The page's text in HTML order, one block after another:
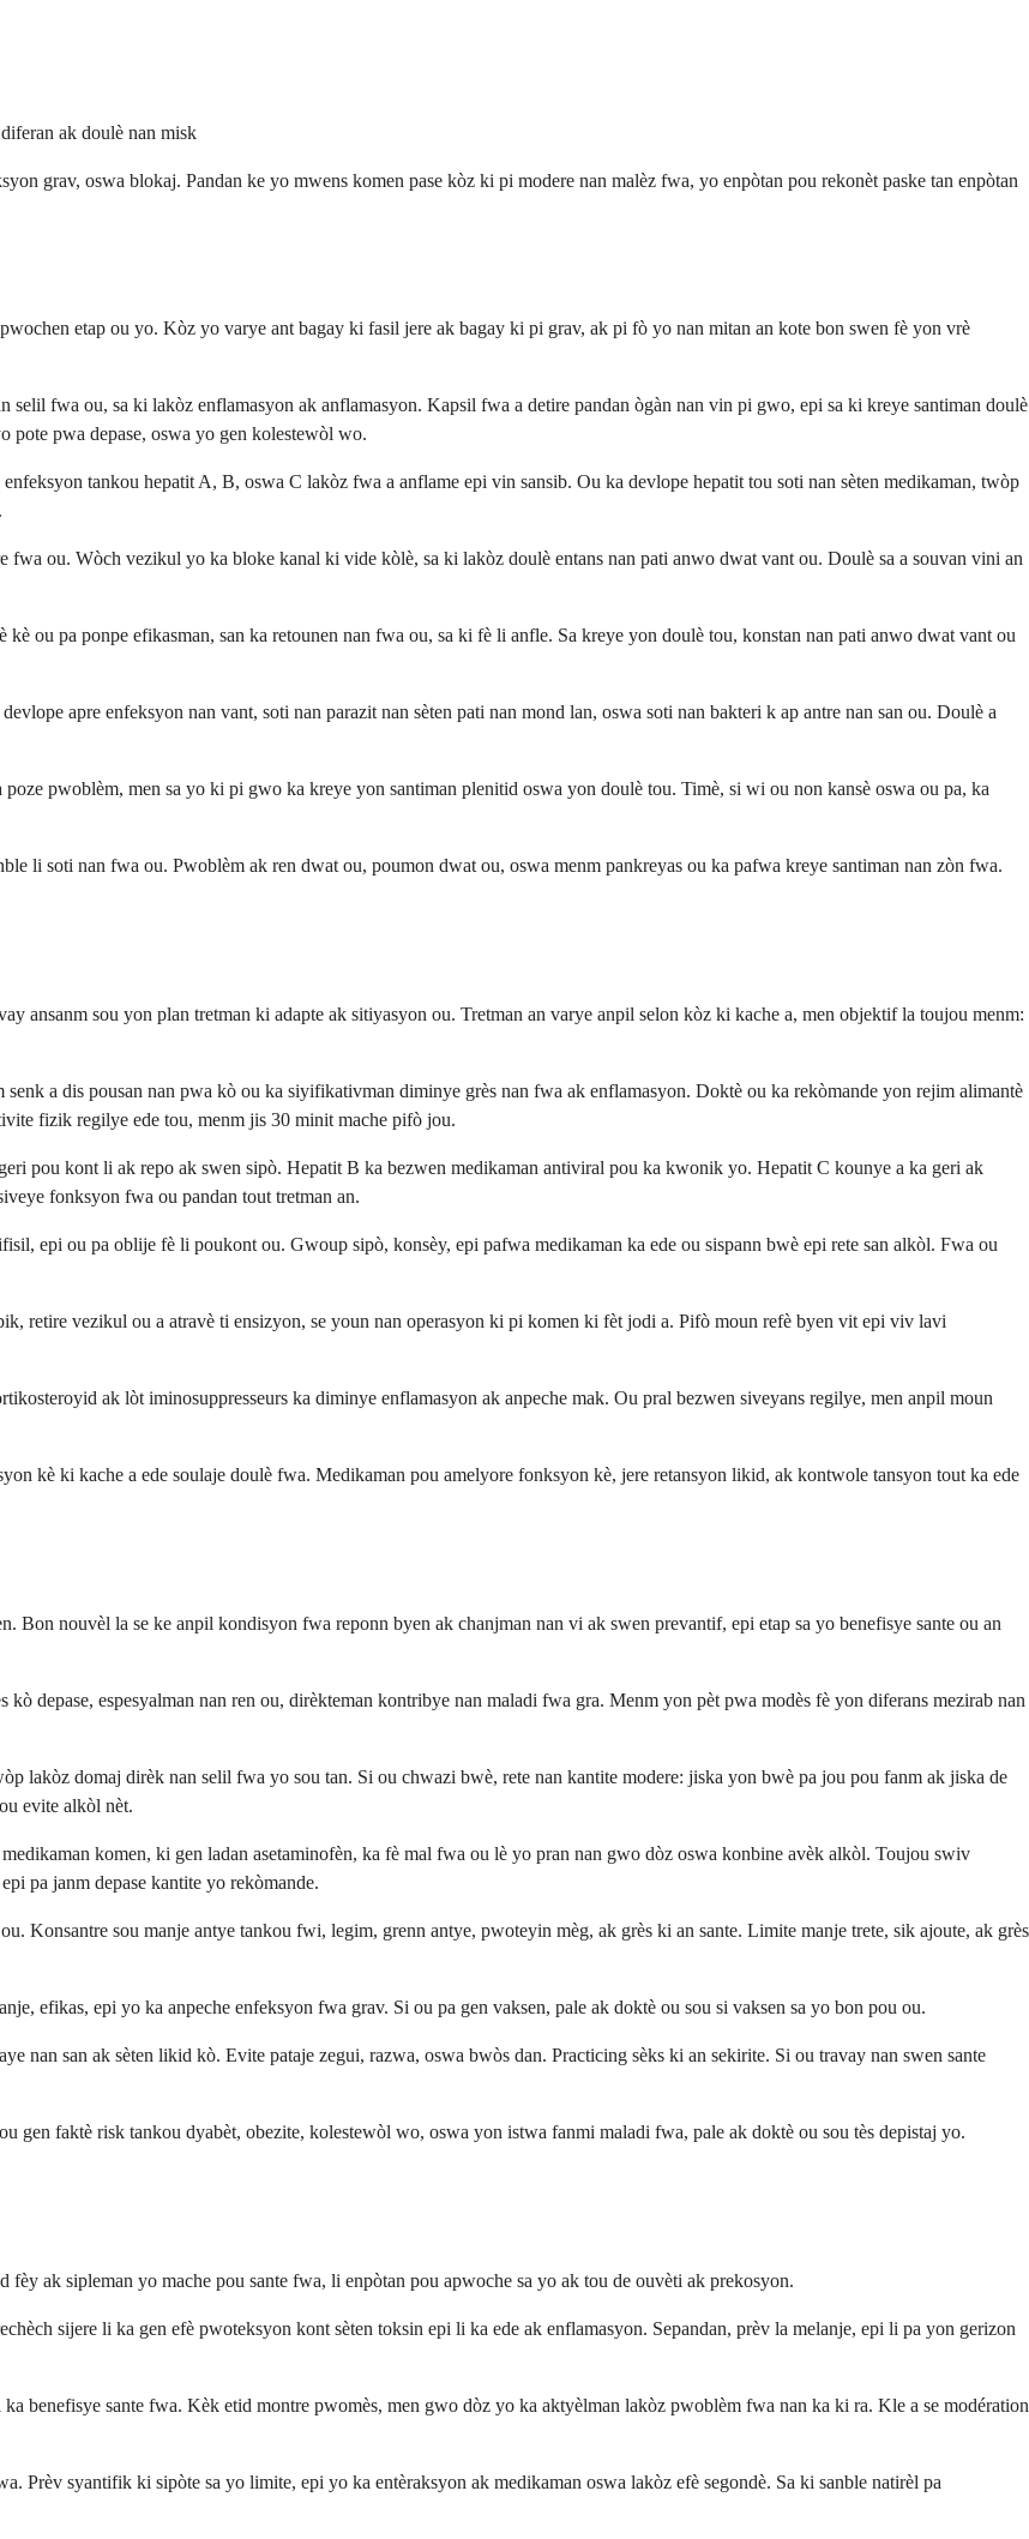
ak doulè nan misk
grav, oswa blokaj. Pandan ke yo mwens komen pase kòz ki pi modere nan malèz fwa, yo enpòtan pou rekonèt paske tan enpòtan
etap ou yo. Kòz yo varye ant bagay ki fasil jere ak bagay ki pi grav, ak pi fò yo nan mitan an kote bon swen fè yon vrè
fwa ou, sa ki lakòz enflamasyon ak anflamasyon. Kapsil fwa a detire pandan ògàn nan vin pi gwo, epi sa ki kreye santiman doulè
pote pwa depase, oswa yo gen kolestewòl wo.
tankou hepatit A, B, oswa C lakòz fwa a anflame epi vin sansib. Ou ka devlope hepatit tou soti nan sèten medikaman, twòp
ou. Wòch vezikul yo ka bloke kanal ki vide kòlè, sa ki lakòz doulè entans nan pati anwo dwat vant ou. Doulè sa a souvan vini an
ou pa ponpe efikasman, san ka retounen nan fwa ou, sa ki fè li anfle. Sa kreye yon doulè tou, konstan nan pati anwo dwat vant ou
apre enfeksyon nan vant, soti nan parazit nan sèten pati nan mond lan, oswa soti nan bakteri k ap antre nan san ou. Doulè a
pwoblèm, men sa yo ki pi gwo ka kreye yon santiman plenitid oswa yon doulè tou. Timè, si wi ou non kansè oswa ou pa, ka
li soti nan fwa ou. Pwoblèm ak ren dwat ou, poumon dwat ou, oswa menm pankreyas ou ka pafwa kreye santiman nan zòn fwa.
ansanm sou yon plan tretman ki adapte ak sitiyasyon ou. Tretman an varye anpil selon kòz ki kache a, men objektif la toujou menm:
a dis pousan nan pwa kò ou ka siyifikativman diminye grès nan fwa ak enflamasyon. Doktè ou ka rekòmande yon rejim alimantè
fizik regilye ede tou, menm jis 30 minit mache pifò jou.
pou kont li ak repo ak swen sipò. Hepatit B ka bezwen medikaman antiviral pou ka kwonik yo. Hepatit C kounye a ka geri ak
fonksyon fwa ou pandan tout tretman an.
epi ou pa oblije fè li poukont ou. Gwoup sipò, konsèy, epi pafwa medikaman ka ede ou sispann bwè epi rete san alkòl. Fwa ou
retire vezikul ou a atravè ti ensizyon, se youn nan operasyon ki pi komen ki fèt jodi a. Pifò moun refè byen vit epi viv lavi
ak lòt iminosuppresseurs ka diminye enflamasyon ak anpeche mak. Ou pral bezwen siveyans regilye, men anpil moun
kè ki kache a ede soulaje doulè fwa. Medikaman pou amelyore fonksyon kè, jere retansyon likid, ak kontwole tansyon tout ka ede
Bon nouvèl la se ke anpil kondisyon fwa reponn byen ak chanjman nan vi ak swen prevantif, epi etap sa yo benefisye sante ou an
depase, espesyalman nan ren ou, dirèkteman kontribye nan maladi fwa gra. Menm yon pèt pwa modès fè yon diferans mezirab nan
lakòz domaj dirèk nan selil fwa yo sou tan. Si ou chwazi bwè, rete nan kantite modere: jiska yon bwè pa jou pou fanm ak jiska de
evite alkòl nèt.
komen, ki gen ladan asetaminofèn, ka fè mal fwa ou lè yo pran nan gwo dòz oswa konbine avèk alkòl. Toujou swiv
pa janm depase kantite yo rekòmande.
Konsantre sou manje antye tankou fwi, legim, grenn antye, pwoteyin mèg, ak grès ki an sante. Limite manje trete, sik ajoute, ak grès
efikas, epi yo ka anpeche enfeksyon fwa grav. Si ou pa gen vaksen, pale ak doktè ou sou si vaksen sa yo bon pou ou.
nan san ak sèten likid kò. Evite pataje zegui, razwa, oswa bwòs dan. Practicing sèks ki an sekirite. Si ou travay nan swen sante
gen faktè risk tankou dyabèt, obezite, kolestewòl wo, oswa yon istwa fanmi maladi fwa, pale ak doktè ou sou tès depistaj yo.
fèy ak sipleman yo mache pou sante fwa, li enpòtan pou apwoche sa yo ak tou de ouvèti ak prekosyon.
sijere li ka gen efè pwoteksyon kont sèten toksin epi li ka ede ak enflamasyon. Sepandan, prèv la melanje, epi li pa yon gerizon
benefisye sante fwa. Kèk etid montre pwomès, men gwo dòz yo ka aktyèlman lakòz pwoblèm fwa nan ka ki ra. Kle a se modération
Prèv syantifik ki sipòte sa yo limite, epi yo ka entèraksyon ak medikaman oswa lakòz efè segondè. Sa ki sanble natirèl pa